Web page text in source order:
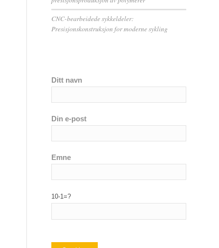
CNC-bearbeidede sykkeldeler:
Presisjonskonstruksjon for moderne sykling
Ditt navn
Din e-post
Emne
10-1=?